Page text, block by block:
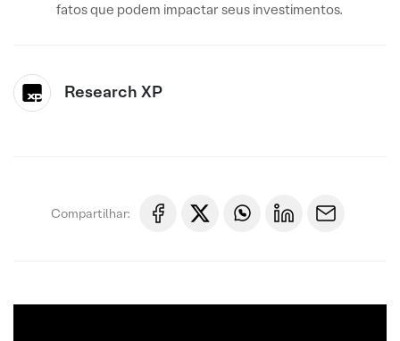
fatos que podem impactar seus investimentos.
Research XP
Compartilhar: